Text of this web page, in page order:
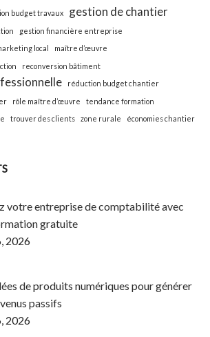
budget travaux gestion de chantier
gestion financière entreprise
local
maître d’œuvre
reconversion bâtiment
réduction budget chantier
rôle maître d’œuvre
tendance formation
trouver des clients zone rurale
économies chantier
votre entreprise de comptabilité avec
gratuite
2026
de produits numériques pour générer
passifs
2026